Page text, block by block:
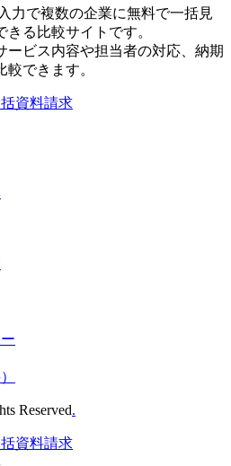
力で複数の企業に無料で一括見
る比較サイトです。
ービス内容や担当者の対応、納期
できます。
Reserved.